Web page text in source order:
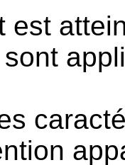
est